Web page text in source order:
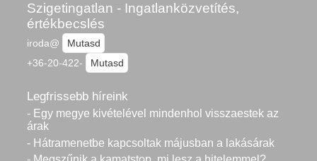
Szigetingatlan - Ingatlanközvetítés,
értékbecslés
iroda@
Mutasd
+36-20-422-
Mutasd
Legfrissebb híreink
- Egy megye kivételével mindenhol visszaestek az
árak
- Hátramenetbe kapcsoltak májusban a lakásárak